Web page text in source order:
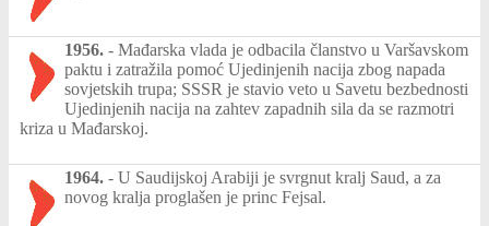
1956. - Mađarska vlada je odbacila članstvo u Varšavskom
paktu i zatražila pomoć Ujedinjenih nacija zbog napada
sovjetskih trupa; SSSR je stavio veto u Savetu bezbednosti
Ujedinjenih nacija na zahtev zapadnih sila da se razmotri
kriza u Mađarskoj.
1964. - U Saudijskoj Arabiji je svrgnut kralj Saud, a za
novog kralja proglašen je princ Fejsal.